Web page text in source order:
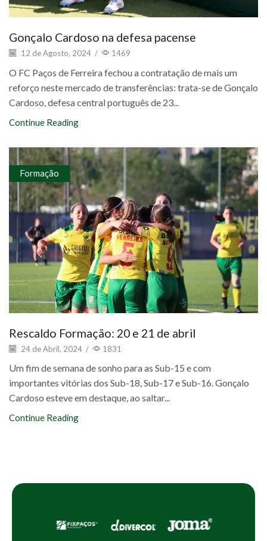
Gonçalo Cardoso na defesa pacense
12 de Agosto, 2024 / 1469
O FC Paços de Ferreira fechou a contratação de mais um
reforço neste mercado de transferências: trata-se de Gonçalo
Cardoso, defesa central português de 23...
Continue Reading
Formação
Rescaldo Formação: 20 e 21 de abril
24 de Abril, 2024 / 1831
Um fim de semana de sonho para as Sub-15 e com
importantes vitórias dos Sub-18, Sub-17 e Sub-16. Gonçalo
Cardoso esteve em destaque, ao saltar...
Continue Reading